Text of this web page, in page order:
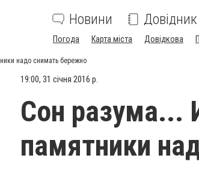
Новини Довідник
Погода Карта міста Довідкова
надо снимать бережно
19:00, 31 січня 2016 р.
Сон разума...
памятники